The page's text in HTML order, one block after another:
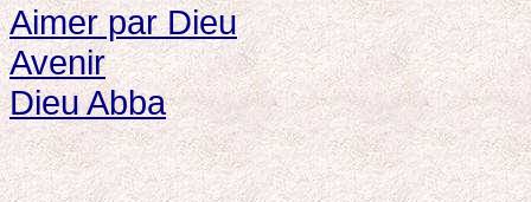
Aimer par Dieu
Avenir
Dieu Abba